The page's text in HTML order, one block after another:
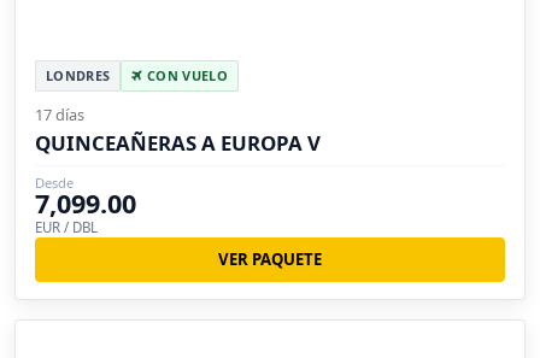
LONDRES CON VUELO
17 días
QUINCEAÑERAS A EUROPA V
Desde
7,099.00
EUR / DBL
VER PAQUETE